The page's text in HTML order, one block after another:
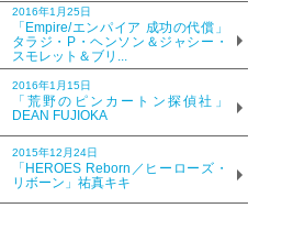
2016年1月25日
「Empire/エンパイア 成功の代償」
タラジ・P・ヘンソン＆ジャシー・
スモレット＆ブリ...
2016年1月15日
「荒野のピンカートン探偵社」
DEAN FUJIOKA
2015年12月24日
「HEROES Reborn／ヒーローズ・
リボーン」祐真キキ